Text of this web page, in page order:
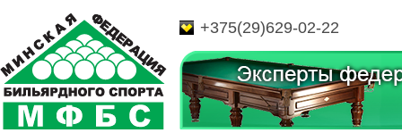
+375(29)629-02-22